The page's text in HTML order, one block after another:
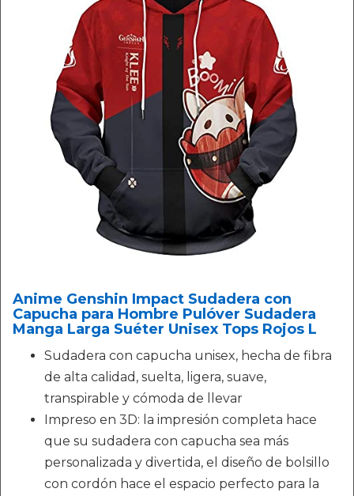
Anime Genshin Impact Sudadera con
Capucha para Hombre Pulóver Sudadera
Manga Larga Suéter Unisex Tops Rojos L
Sudadera con capucha unisex, hecha de fibra
de alta calidad, suelta, ligera, suave,
transpirable y cómoda de llevar
Impreso en 3D: la impresión completa hace
que su sudadera con capucha sea más
personalizada y divertida, el diseño de bolsillo
con cordón hace el espacio perfecto para la